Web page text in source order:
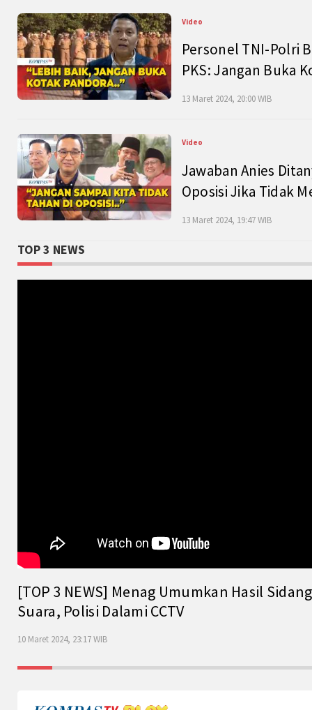
Video
Personel TNI-Polri
PKS: Jangan Buka
13 Maret 2024, 20:00 WIB
Video
Jawaban Anies
Oposisi Jika Tidak
13 Maret 2024, 19:47 WIB
TOP 3 NEWS
[TOP 3 NEWS] Menag Umumkan Hasil
Suara, Polisi Dalami CCTV
10 Maret 2024, 23:17 WIB